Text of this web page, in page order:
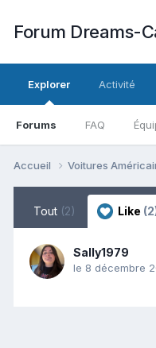
Forum Dreams-
Explorer
Forums FAQ
Activité
Accueil Voitures
Tout (2) Like
Sally1979
le 8 décembre